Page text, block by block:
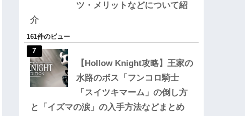
ツ・メリットなどについて紹
介
161件のビュー
【Hollow Knight攻略】王家の
水路のボス「フンコロ騎士
「スイツキマーム」の倒し方
と「イズマの涙」の入手方法などまとめ